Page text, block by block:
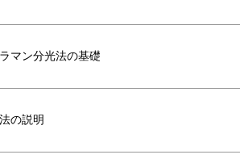
マン分光法の基礎
の説明